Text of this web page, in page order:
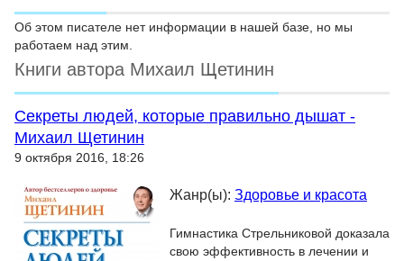
Об этом писателе нет информации в нашей базе, но мы
работаем над этим.
Книги автора Михаил Щетинин
Секреты людей, которые правильно дышат -
Михаил Щетинин
9 октября 2016, 18:26
Жанр(ы): Здоровье и красота
Гимнастика Стрельниковой доказала
свою эффективность в лечении и